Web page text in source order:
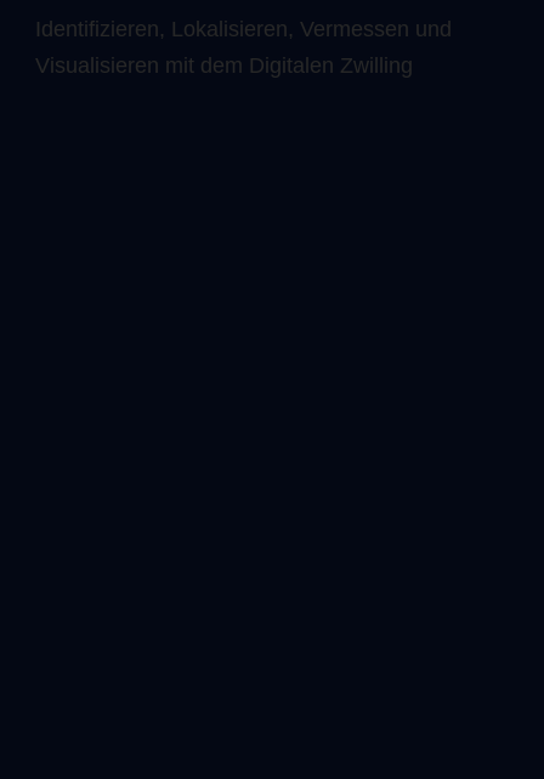
Identifizieren, Lokalisieren, Vermessen und
Visualisieren mit dem Digitalen Zwilling